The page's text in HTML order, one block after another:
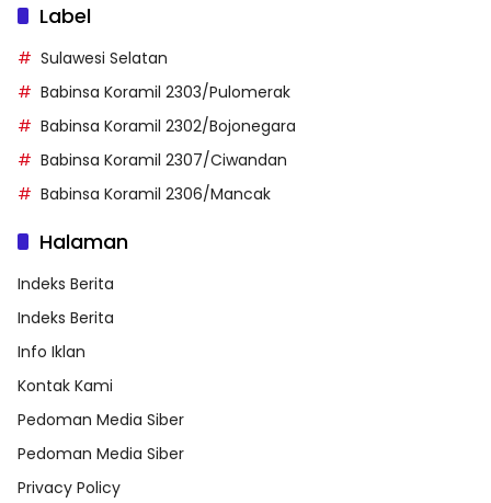
Label
Sulawesi Selatan
Babinsa Koramil 2303/Pulomerak
Babinsa Koramil 2302/Bojonegara
Babinsa Koramil 2307/Ciwandan
Babinsa Koramil 2306/Mancak
Halaman
Indeks Berita
Indeks Berita
Info Iklan
Kontak Kami
Pedoman Media Siber
Pedoman Media Siber
Privacy Policy